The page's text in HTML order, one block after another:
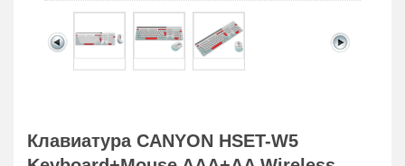
Клавиатура CANYON HSET-W5